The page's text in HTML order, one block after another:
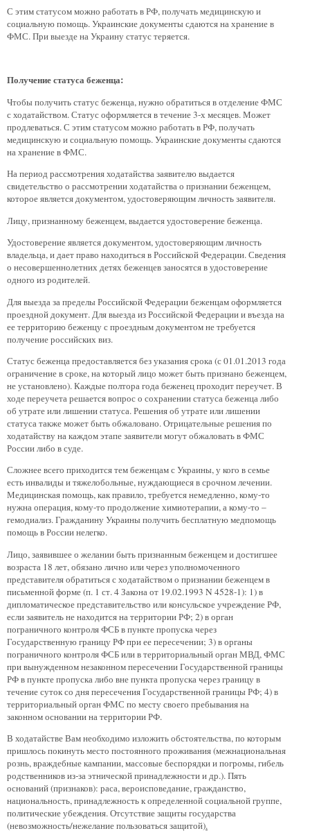
С этим статусом можно работать в РФ, получать медицинскую и
социальную помощь. Украинские документы сдаются на хранение в
ФМС. При выезде на Украину статус теряется.
Получение статуса беженца:
Чтобы получить статус беженца, нужно обратиться в отделение ФМС
с ходатайством. Статус оформляется в течение 3-х месяцев. Может
продлеваться. С этим статусом можно работать в РФ, получать
медицинскую и социальную помощь. Украинские документы сдаются
на хранение в ФМС.
На период рассмотрения ходатайства заявителю выдается
свидетельство о рассмотрении ходатайства о признании беженцем,
которое является документом, удостоверяющим личность заявителя.
Лицу, признанному беженцем, выдается удостоверение беженца.
Удостоверение является документом, удостоверяющим личность
владельца, и дает право находиться в Российской Федерации. Сведения
о несовершеннолетних детях беженцев заносятся в удостоверение
одного из родителей.
Для выезда за пределы Российской Федерации беженцам оформляется
проездной документ. Для выезда из Российской Федерации и въезда на
ее территорию беженцу с проездным документом не требуется
получение российских виз.
Статус беженца предоставляется без указания срока (с 01.01.2013 года
ограничение в сроке, на который лицо может быть признано беженцем,
не установлено). Каждые полтора года беженец проходит переучет. В
ходе переучета решается вопрос о сохранении статуса беженца либо
об утрате или лишении статуса. Решения об утрате или лишении
статуса также может быть обжаловано. Отрицательные решения по
ходатайству на каждом этапе заявители могут обжаловать в ФМС
России либо в суде.
Сложнее всего приходится тем беженцам с Украины, у кого в семье
есть инвалиды и тяжелобольные, нуждающиеся в срочном лечении.
Медицинская помощь, как правило, требуется немедленно, кому-то
нужна операция, кому-то продолжение химиотерапии, а кому-то –
гемодиализ. Гражданину Украины получить бесплатную медпомощь
помощь в России нелегко.
Лицо, заявившее о желании быть признанным беженцем и достигшее
возраста 18 лет, обязано лично или через уполномоченного
представителя обратиться с ходатайством о признании беженцем в
письменной форме (п. 1 ст. 4 Закона от 19.02.1993 N 4528-1): 1) в
дипломатическое представительство или консульское учреждение РФ,
если заявитель не находится на территории РФ; 2) в орган
пограничного контроля ФСБ в пункте пропуска через
Государственную границу РФ при ее пересечении; 3) в органы
пограничного контроля ФСБ или в территориальный орган МВД, ФМС
при вынужденном незаконном пересечении Государственной границы
РФ в пункте пропуска либо вне пункта пропуска через границу в
течение суток со дня пересечения Государственной границы РФ; 4) в
территориальный орган ФМС по месту своего пребывания на
законном основании на территории РФ.
В ходатайстве Вам необходимо изложить обстоятельства, по которым
пришлось покинуть место постоянного проживания (межнациональная
рознь, враждебные кампании, массовые беспорядки и погромы, гибель
родственников из-за этнической принадлежности и др.). Пять
оснований (признаков): раса, вероисповедание, гражданство,
национальность, принадлежность к определенной социальной группе,
политические убеждения. Отсутствие защиты государства
(невозможность/нежелание пользоваться защитой).